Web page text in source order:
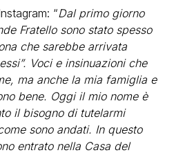
“Dal primo giorno
Fratello sono stato spesso
che sarebbe arrivata
Voci e insinuazioni che
ma anche la mia famiglia e
bene. Oggi il mio nome è
il bisogno di tutelarmi
sono andati. In questo
entrato nella Casa del